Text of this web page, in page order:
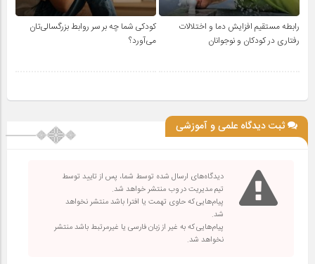
رابطه مستقیم افزایش دما و اختلالات
رفتاری در کودکان و نوجوانان
کودکی شما چه بر سر روابط بزرگسالی‌تان
می‌آورد؟
ثبت دیدگاه علمی و آموزشی
دیدگاه‌های ارسال شده توسط شما، پس از تایید توسط
تیم مدیریت در وب منتشر خواهد شد.
پیام‌هایی که حاوی تهمت یا افترا باشد منتشر نخواهد
شد.
پیام‌هایی که به غیر از زبان فارسی یا غیرمرتبط باشد منتشر
نخواهد شد.